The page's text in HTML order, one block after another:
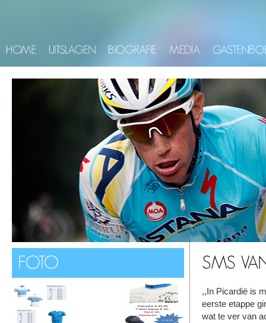
,,In Picardië is
eerste etappe
wat te ver van